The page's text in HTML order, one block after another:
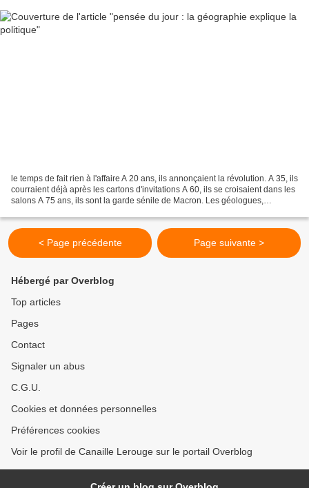
le temps de fait rien à l'affaire A 20 ans, ils annonçaient la révolution. A 35, ils
courraient déjà après les cartons d'invitations A 60, ils se croisaient dans les
salons A 75 ans, ils sont la garde sénile de Macron. Les géologues,
< Page précédente Page suivante >
Hébergé par Overblog
Top articles
Pages
Contact
Signaler un abus
C.G.U.
Cookies et données personnelles
Préférences cookies
Voir le profil de Canaille Lerouge sur le portail Overblog